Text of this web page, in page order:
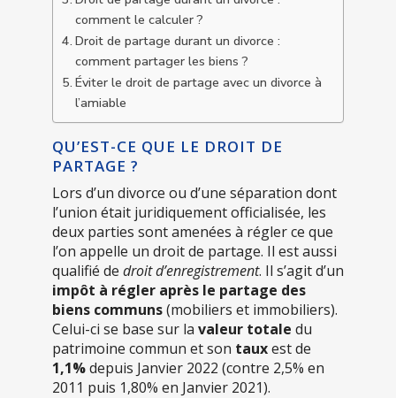
comment le calculer ?
Droit de partage durant un divorce :
comment partager les biens ?
Éviter le droit de partage avec un divorce à
l’amiable
QU’EST-CE QUE LE DROIT DE
PARTAGE ?
Lors d’un divorce ou d’une séparation dont
l’union était juridiquement officialisée, les
deux parties sont amenées à régler ce que
l’on appelle un droit de partage. Il est aussi
qualifié de droit d’enregistrement. Il s’agit d’un
impôt à régler après le partage des
biens communs(mobiliers et immobiliers).
Celui-ci se base sur la valeur totale du
patrimoine commun et son tauxest de
1,1%depuis Janvier 2022 (contre 2,5% en
2011 puis 1,80% en Janvier 2021).